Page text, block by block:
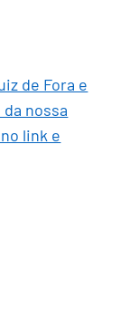
de Fora e
nossa
link e